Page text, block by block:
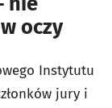
oczy
Instytutu
jury i